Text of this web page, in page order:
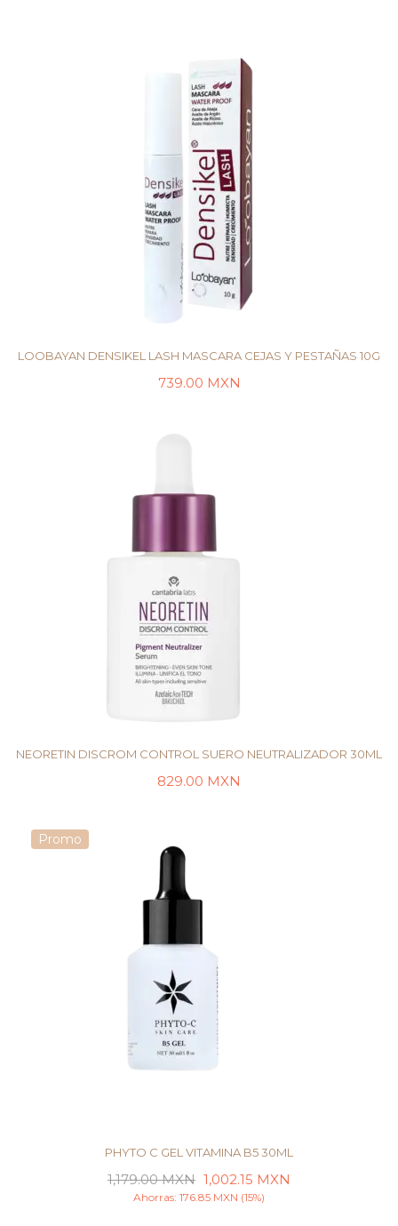
LOOBAYAN DENSIKEL LASH MASCARA CEJAS Y PESTAÑAS 10G
739.00 MXN
NEORETIN DISCROM CONTROL SUERO NEUTRALIZADOR 30ML
829.00 MXN
Promo
PHYTO C GEL VITAMINA B5 30ML
1,179.00MXN 1,002.15 MXN
Ahorras: 176.85 MXN (15%)